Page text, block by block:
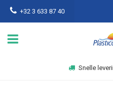
+32 3 633 87 40
Snelle